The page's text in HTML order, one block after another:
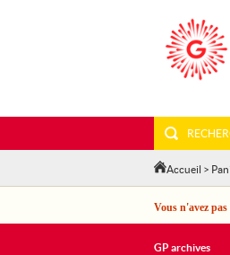
Accueil >
Vous n'avez pas
GP archives